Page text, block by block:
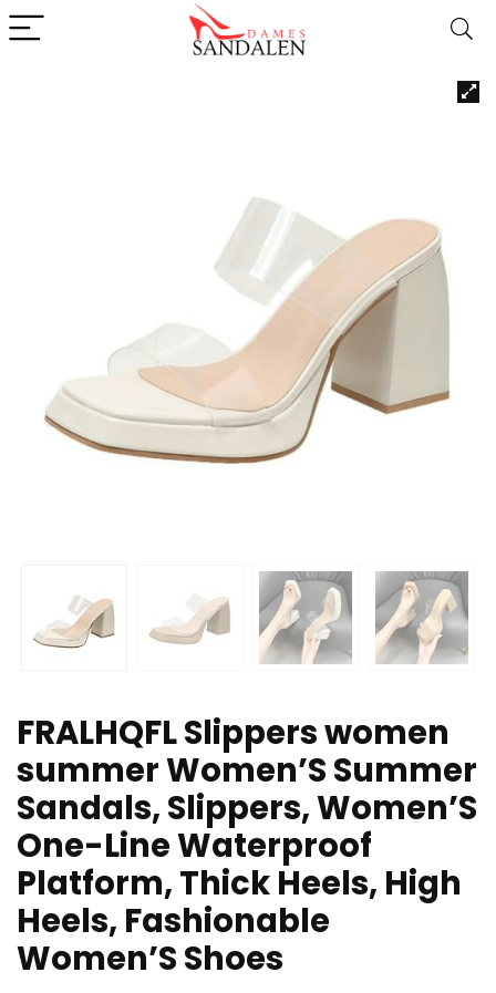
FRALHQFL Slippers women
summer Women’S Summer
Sandals, Slippers, Women’S
One-Line Waterproof
Platform, Thick Heels, High
Heels, Fashionable
Women’S Shoes